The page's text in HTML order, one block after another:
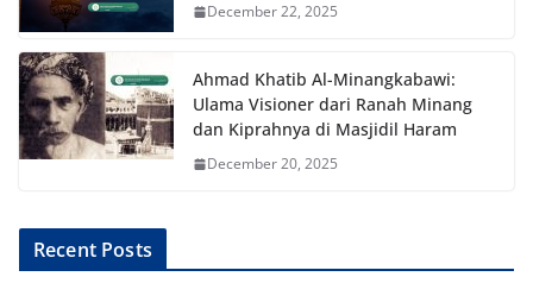
December 22, 2025
Ahmad Khatib Al-Minangkabawi:
Ulama Visioner dari Ranah Minang
dan Kiprahnya di Masjidil Haram
December 20, 2025
Recent Posts